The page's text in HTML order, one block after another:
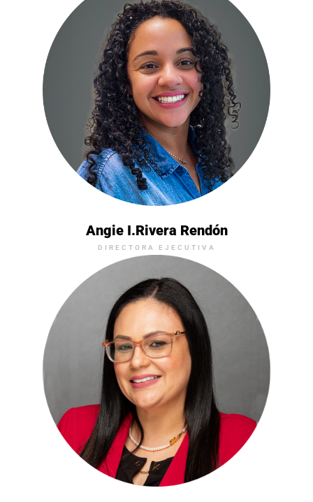
Angie I.Rivera Rendón
DIRECTORA EJECUTIVA